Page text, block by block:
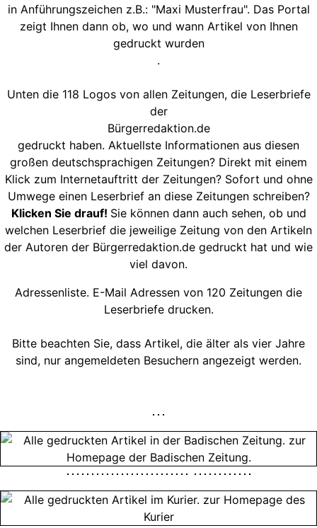
in Anführungszeichen z.B.: "Maxi Musterfrau". Das Portal
zeigt Ihnen dann ob, wo und wann Artikel von Ihnen
gedruckt wurden
.
Unten die 118 Logos von allen Zeitungen, die Leserbriefe
der
Bürgerredaktion.de
gedruckt haben. Aktuellste Informationen aus diesen
großen deutschsprachigen Zeitungen? Direkt mit einem
Klick zum Internetauftritt der Zeitungen? Sofort und ohne
Umwege einen Leserbrief an diese Zeitungen schreiben?
Klicken Sie drauf! Sie können dann auch sehen, ob und
welchen Leserbrief die jeweilige Zeitung von den Artikeln
der Autoren der Bürgerredaktion.de gedruckt hat und wie
viel davon.
Adressenliste. E-Mail Adressen von 120 Zeitungen die
Leserbriefe drucken.
Bitte beachten Sie, dass Artikel, die älter als vier Jahre
sind, nur angemeldeten Besuchern angezeigt werden.